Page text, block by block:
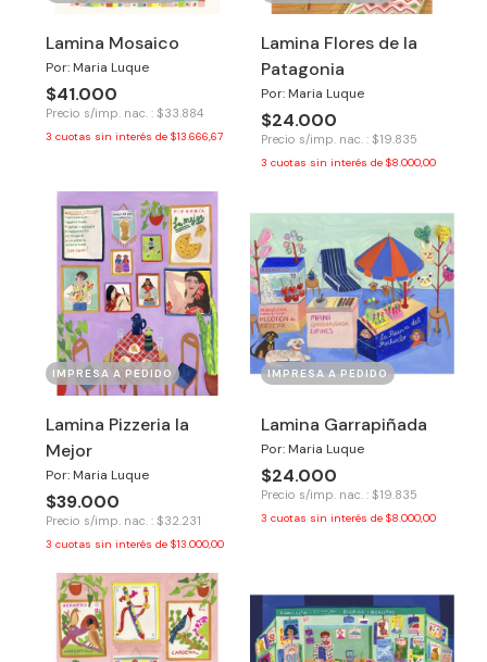
Lamina Mosaico
Por: Maria Luque
$41.000
Precio s/imp. nac. : $33.884
3 cuotas sin interés de $13.666,67
Lamina Flores de la
Patagonia
Por: Maria Luque
$24.000
Precio s/imp. nac. : $19.835
3 cuotas sin interés de $8.000,00
IMPRESA A PEDIDO
Lamina Pizzeria la
Mejor
Por: Maria Luque
$39.000
Precio s/imp. nac. : $32.231
3 cuotas sin interés de $13.000,00
IMPRESA A PEDIDO
Lamina Garrapiñada
Por: Maria Luque
$24.000
Precio s/imp. nac. : $19.835
3 cuotas sin interés de $8.000,00